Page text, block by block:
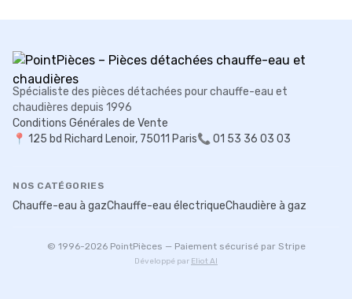
Spécialiste des pièces détachées pour chauffe-eau et
chaudières depuis 1996
Conditions Générales de Vente
📍 125 bd Richard Lenoir, 75011 Paris📞 01 53 36 03 03
NOS CATÉGORIES
Chauffe-eau à gazChauffe-eau électriqueChaudière à gaz
© 1996-2026PointPièces — Paiement sécurisé par Stripe
Développé par Eliot AI